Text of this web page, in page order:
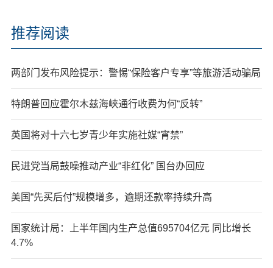
推荐阅读
两部门发布风险提示：警惕“保险客户专享”等旅游活动骗局
特朗普回应霍尔木兹海峡通行收费为何“反转”
英国将对十六七岁青少年实施社媒“宵禁”
民进党当局鼓噪推动产业“非红化” 国台办回应
美国“先买后付”规模增多，逾期还款率持续升高
国家统计局：上半年国内生产总值695704亿元 同比增长
4.7%